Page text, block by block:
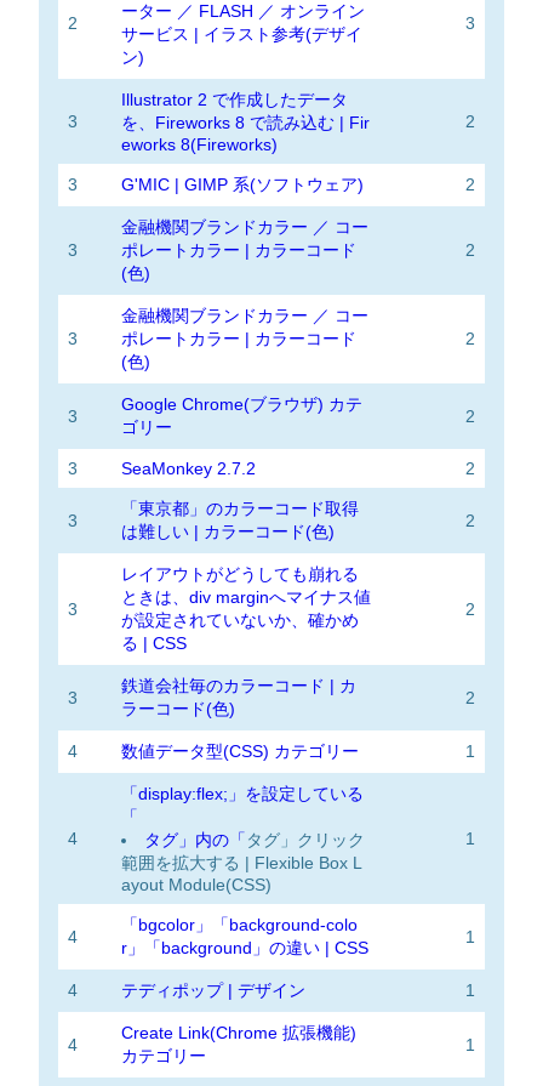
2
ーター ／ FLASH ／ オンライン
サービス | イラスト参考(デザイ
ン)
3
3
Illustrator 2 で作成したデータ
を、Fireworks 8 で読み込む | Fir
eworks 8(Fireworks)
2
3 G'MIC | GIMP 系(ソフトウェア) 2
3
金融機関ブランドカラー ／ コー
ポレートカラー | カラーコード
(色)
2
3
金融機関ブランドカラー ／ コー
ポレートカラー | カラーコード
(色)
2
3
Google Chrome(ブラウザ) カテ
ゴリー
2
3 SeaMonkey 2.7.2 2
3
「東京都」のカラーコード取得
は難しい | カラーコード(色)
2
3
レイアウトがどうしても崩れる
ときは、div marginへマイナス値
が設定されていないか、確かめ
る | CSS
2
3
鉄道会社毎のカラーコード | カ
ラーコード(色)
2
4 数値データ型(CSS) カテゴリー 1
4
「display:flex;」を設定している
「
タグ」内の「 タグ」クリック
範囲を拡大する | Flexible Box L
ayout Module(CSS)
1
4
「bgcolor」「background-colo
r」「background」の違い | CSS
1
4 テディポップ | デザイン 1
4
Create Link(Chrome 拡張機能)
カテゴリー
1